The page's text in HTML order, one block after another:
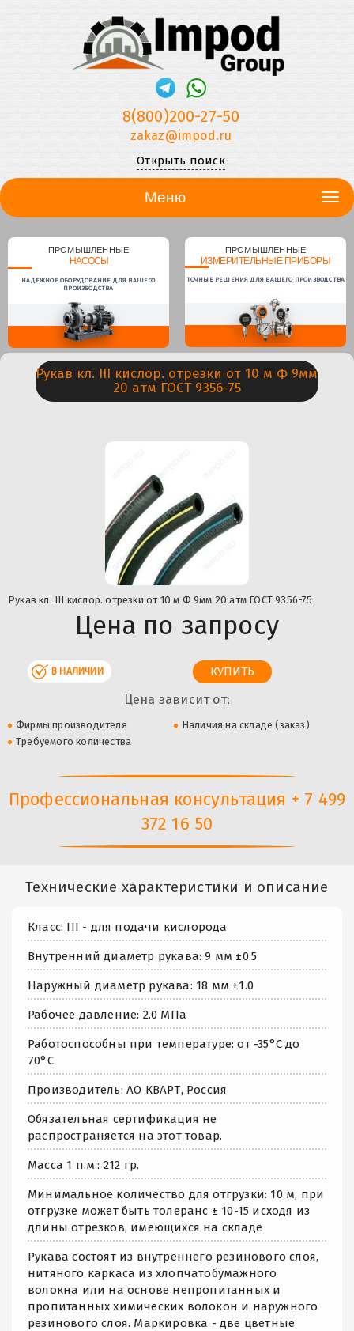
8(800)200-27-50
zakaz@impod.ru
Открыть поиск
Меню
ПРОМЫШЛЕННЫЕ
НАСОСЫ
НАДЕЖНОЕ ОБОРУДОВАНИЕ ДЛЯ ВАШЕГО
ПРОИЗВОДСТВА
ПРОМЫШЛЕННЫЕ
ИЗМЕРИТЕЛЬНЫЕ ПРИБОРЫ
ТОЧНЫЕ РЕШЕНИЯ ДЛЯ ВАШЕГО ПРОИЗВОДСТВА
Рукaв кл. III кислор. отрезки от 10 м Ф 9мм
20 атм ГОСТ 9356-75
Рукaв кл. III кислор. отрезки от 10 м Ф 9мм 20 атм ГОСТ 9356-75
Цена по запросу
В НАЛИЧИИ
Цена зависит от:
Фирмы производителя
Наличия на складе (заказ)
Требуемого количества
Профессиональная консультация + 7 499
372 16 50
Технические характеристики и описание
Класс: III - для подачи кислорода
Внутренний диаметр рукава: 9 мм ±0.5
Наружный диаметр рукава: 18 мм ±1.0
Рабочее давление: 2.0 МПа
Работоспособны при температуре: от -35°C до
70°C
Производитель: АО КВАРТ, Россия
Обязательная сертификация не
распространяется на этот товар.
Масса 1 п.м.: 212 гр.
Минимальное количество для отгрузки: 10 м, при
отгрузке может быть толеранс ± 10-15 исходя из
длины отрезков, имеющихся на складе
Рукава состоят из внутреннего резинового слоя,
нитяного каркаса из хлопчатобумажного
волокна или на основе непропитанных и
пропитанных химических волокон и наружного
резинового слоя. Маркировка - две цветные